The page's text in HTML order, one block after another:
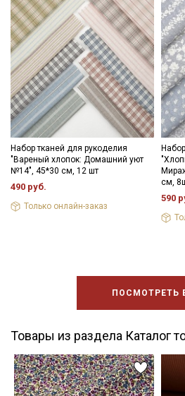
Набор тканей для рукоделия
"Вареный хлопок: Домашний уют
№14", 45*30 см, 12 шт
490 руб.
Только онлайн-заказ
см,
590
ПОСМОТРЕТЬ
Товары из раздела Каталог